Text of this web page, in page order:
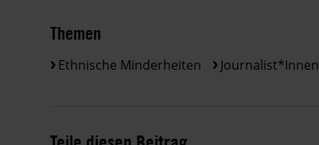
Themen
Ethnische Minderheiten Journalist*innen